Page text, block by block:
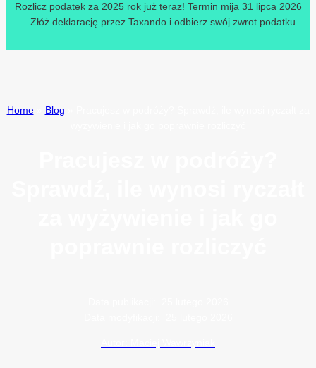
Rozlicz podatek za 2025 rok już teraz! Termin mija 31 lipca 2026
— Złóż deklarację przez Taxando i odbierz swój zwrot podatku.
Home» Blog